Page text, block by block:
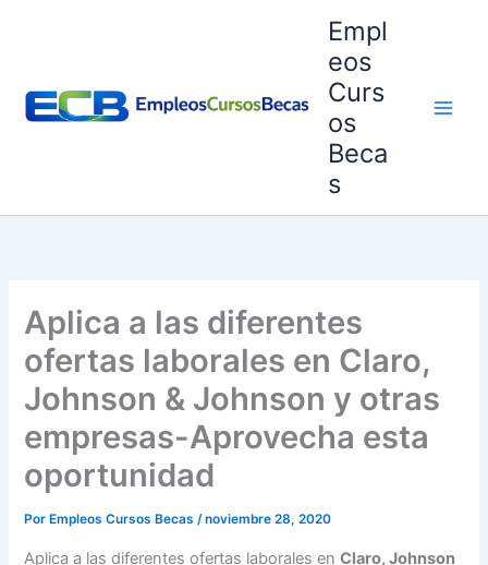
Empl
eos
Curs
os
Beca
s
Aplica a las diferentes
ofertas laborales en Claro,
Johnson & Johnson y otras
empresas-Aprovecha esta
oportunidad
Por Empleos Cursos Becas/noviembre 28, 2020
Aplica a las diferentes ofertas laborales enClaro, Johnson